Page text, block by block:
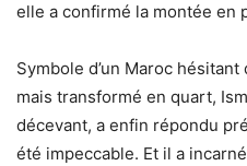
elle a confirmé la montée en
Symbole d’un Maroc
mais transformé en quart,
décevant, a enfin répondu
été impeccable. Et il a